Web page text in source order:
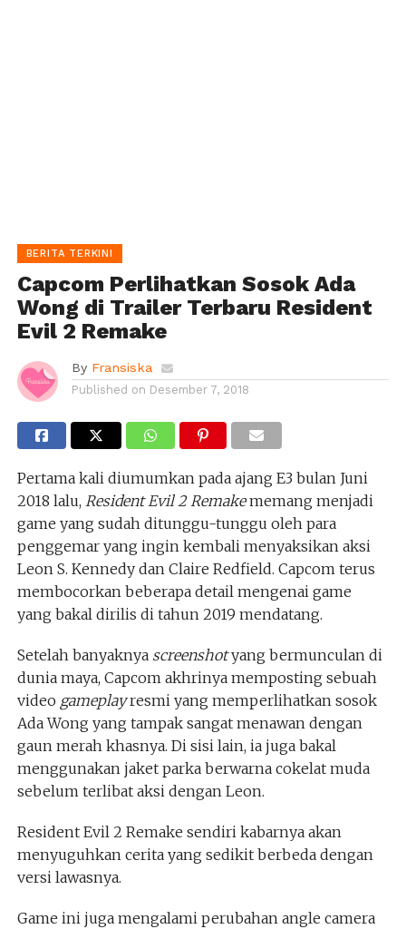
BERITA TERKINI
Capcom Perlihatkan Sosok Ada
Wong di Trailer Terbaru Resident
Evil 2 Remake
By Fransiska
Published on Desember 7, 2018
Pertama kali diumumkan pada ajang E3 bulan Juni
2018 lalu, Resident Evil 2 Remakememang menjadi
game yang sudah ditunggu-tunggu oleh para
penggemar yang ingin kembali menyaksikan aksi
Leon S. Kennedy dan Claire Redfield. Capcom terus
membocorkan beberapa detail mengenai game
yang bakal dirilis di tahun 2019 mendatang.
Setelah banyaknyascreenshotyang bermunculan di
dunia maya, Capcom akhrinya memposting sebuah
video gameplayresmi yang memperlihatkan sosok
Ada Wong yang tampak sangat menawan dengan
gaun merah khasnya. Di sisi lain, ia juga bakal
menggunakan jaket parka berwarna cokelat muda
sebelum terlibat aksi dengan Leon.
Resident Evil 2 Remake sendiri kabarnya akan
menyuguhkan cerita yang sedikit berbeda dengan
versi lawasnya.
Game ini juga mengalami perubahan angle camera